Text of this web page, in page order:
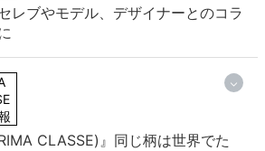
レブやモデル、デザイナーとのコラ
CLASSE)』同じ柄は世界でた